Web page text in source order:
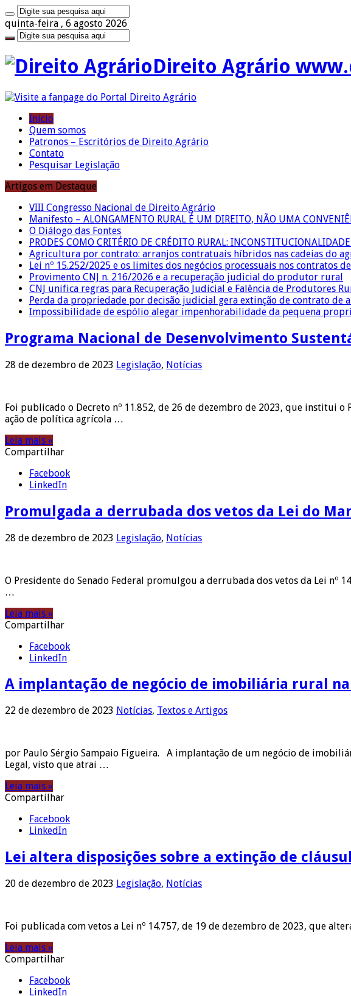
quinta-feira , 6 agosto 2026
Direito Agrário
Início
Quem somos
Patronos – Escritórios de Direito Agrário
Contato
Pesquisar Legislação
Artigos em Destaque
VIII Congresso Nacional de Direito Agrário
Manifesto – ALONGAMENTO RURAL É UM DIREITO, NÃO UMA
O Diálogo das Fontes
PRODES COMO CRITÉRIO DE CRÉDITO RURAL:
Agricultura por contrato: arranjos contratuais híbridos nas cadeias do
Lei nº 15.252/2025 e os limites dos negócios processuais nos contratos
Provimento CNJ n. 216/2026 e a recuperação judicial do produtor rural
CNJ unifica regras para Recuperação Judicial e Falência de Produtores
Perda da propriedade por decisão judicial gera extinção de contrato
Impossibilidade de espólio alegar impenhorabilidade da pequena
Programa Nacional de Desenvolvimento
28 de dezembro de 2023 Legislação, Notícias
Foi publicado o Decreto nº 11.852, de 26 de dezembro de 2023, que institui
ação de política agrícola …
Leia mais »
Compartilhar
Facebook
LinkedIn
Promulgada a derrubada dos vetos da Lei do
28 de dezembro de 2023 Legislação, Notícias
O Presidente do Senado Federal promulgou a derrubada dos vetos da Lei nº
…
Leia mais »
Compartilhar
Facebook
LinkedIn
A implantação de negócio de imobiliária rural na
22 de dezembro de 2023 Notícias, Textos e Artigos
por Paulo Sérgio Sampaio Figueira. A implantação de um negócio de
Legal, visto que atrai …
Leia mais »
Compartilhar
Facebook
LinkedIn
Lei altera disposições sobre a extinção de
20 de dezembro de 2023 Legislação, Notícias
Foi publicada com vetos a Lei nº 14.757, de 19 de dezembro de 2023, que
Leia mais »
Compartilhar
Facebook
LinkedIn